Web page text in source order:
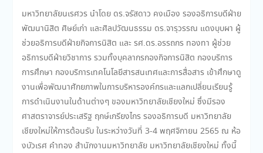
มหาวิทยาลัยนเรศวร นำโดย ดร.จรัสดาว คงเมือง รองอธิการบดีฝ่าย
พัฒนานิสิต ศิษย์เก่า และศิลปวัฒนธรรม ดร.จารุวรรณ แดงบุบผา ผู้
ช่วยอธิการบดีฝ่ายกิจการนิสิต และ รศ.ดร.อรรถกร ทองทา ผู้ช่วย
อธิการบดีฝ่ายวิชาการ รวมทั้งบุคลากรกองกิจการนิสิต กองบริการ
การศึกษา กองบริการเทคโนโลยีสารสนเทศและการสื่อสาร เข้าศึกษาดู
งานเพื่อพัฒนาศักยภาพในการบริหารองค์กรและแลกเปลี่ยนเรียนรู้
การดำเนินงานในด้านต่างๆ ของมหาวิทยาลัยเชียงใหม่ ซึ่งมีรอง
ศาสตราจารย์ประเสริฐ ฤกษ์เกรียงไกร รองอธิการบดี มหาวิทยาลัย
เชียงใหม่ให้การต้อนรับ ในระหว่างวันที่ 3-4 พฤศจิกายน 2565 ณ ห้อ
งบัวเรศ คำทอง สำนักงานมหาวิทยาลัย มหาวิทยาลัยเชียงใหม่ ทั้งนี้